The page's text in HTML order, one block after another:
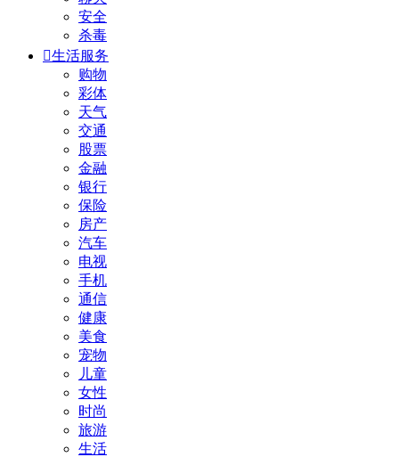
安全
杀毒
生活服务
购物
彩体
天气
交通
股票
金融
银行
保险
房产
汽车
电视
手机
通信
健康
美食
宠物
儿童
女性
时尚
旅游
生活